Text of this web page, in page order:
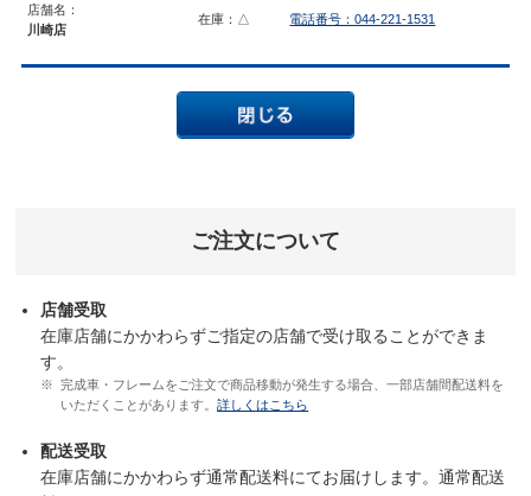
店舗名：
川崎店
在庫：△ 電話番号：044-221-1531
ご注文について
店舗受取
在庫店舗にかかわらずご指定の店舗で受け取ることができま
す。
完成車・フレームをご注文で商品移動が発生する場合、一部店舗間配送料を
いただくことがあります。詳しくはこちら
配送受取
在庫店舗にかかわらず通常配送料にてお届けします。通常配送